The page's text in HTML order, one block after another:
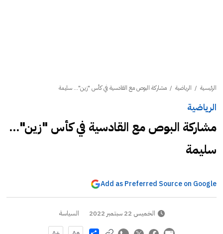
الرئيسية / الرياضية / مشاركة البوص مع القادسية في كأس "زين"... سليمة
الرياضية
مشاركة البوص مع القادسية في كأس "زين"...
سليمة
Add as Preferred Source on Google
الخميس 22 سبتمبر 2022 السياسة